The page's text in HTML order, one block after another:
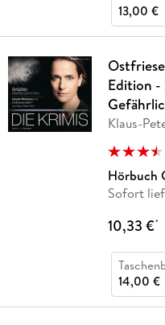
13,00 €
Edition -
Klaus-
Hörbuch
Sofort
10,33 €*
14,00 €